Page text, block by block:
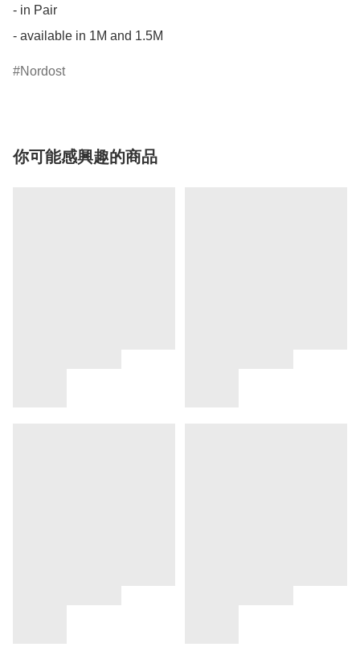
- in Pair
- available in 1M and 1.5M
Nordost
你可能感興趣的商品